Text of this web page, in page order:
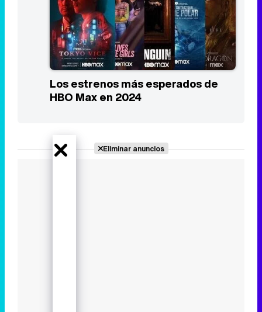
Los estrenos más esperados de
HBO Max en 2024
Eliminar anuncios